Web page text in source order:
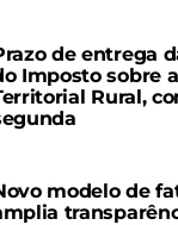
de entrega
Imposto sobre
Rural,
modelo de